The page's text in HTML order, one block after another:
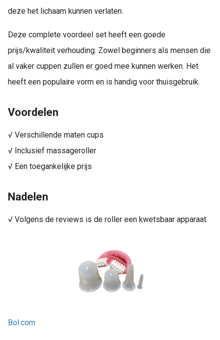
deze het lichaam kunnen verlaten.
Deze complete voordeel set heeft een goede
prijs/kwaliteit verhouding. Zowel beginners als mensen die
al vaker cuppen zullen er goed mee kunnen werken. Het
heeft een populaire vorm en is handig voor thuisgebruik.
Voordelen
√ Verschillende maten cups
√ Inclusief massageroller
√ Een toegankelijke prijs
Nadelen
√ Volgens de reviews is de roller een kwetsbaar apparaat
Bol.com